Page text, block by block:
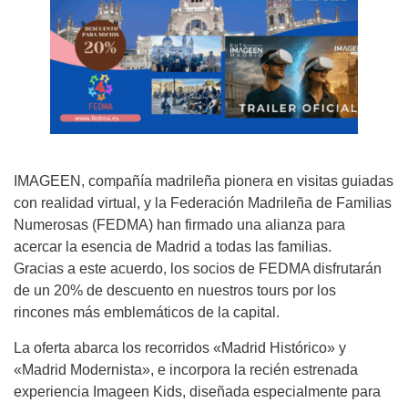
IMAGEEN, compañía madrileña pionera en visitas guiadas
con realidad virtual, y la Federación Madrileña de Familias
Numerosas (FEDMA) han firmado una alianza para
acercar la esencia de Madrid a todas las familias.
Gracias a este acuerdo, los socios de FEDMA disfrutarán
de un 20% de descuento en nuestros tours por los
rincones más emblemáticos de la capital.
La oferta abarca los recorridos «Madrid Histórico» y
«Madrid Modernista», e incorpora la recién estrenada
experiencia Imageen Kids, diseñada especialmente para